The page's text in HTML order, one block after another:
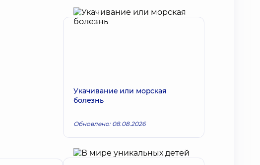
Укачивание или морская
болезнь
Обновлено: 08.08.2026